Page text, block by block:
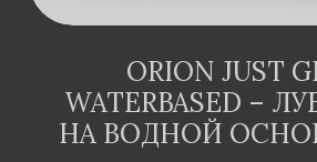
ORION JUST
WATERBASED –
НА ВОДНОЙ